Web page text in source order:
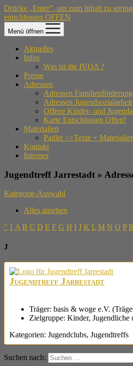
Drücke „Enter”, um zum Inhalt zu
entschlossen OFFEN
Menü öffnen
Aktuelles
Infos
Was ist die IVOA ?
Presse
Adressen
Adressen Familienförderung
Adressen Jugendsozialarbeit
Offene Kinder- und
Karte Entschlossen Offen!
Materialien
Padlet >>Texte +
Kontakt
Internes
Jugendtreff Jarrestadt »
Kategorie-Auswahl
Alles ansehen
" 1 A B C D E F G H I J K L M N O P
J
Jugendtreff Jarrestadt
Träger: basis & woge e.V.
Zielgruppe: Kinder, Jugendliche
Kategorien: Jugendclubs, Jugendtreffs
Suchen nach: